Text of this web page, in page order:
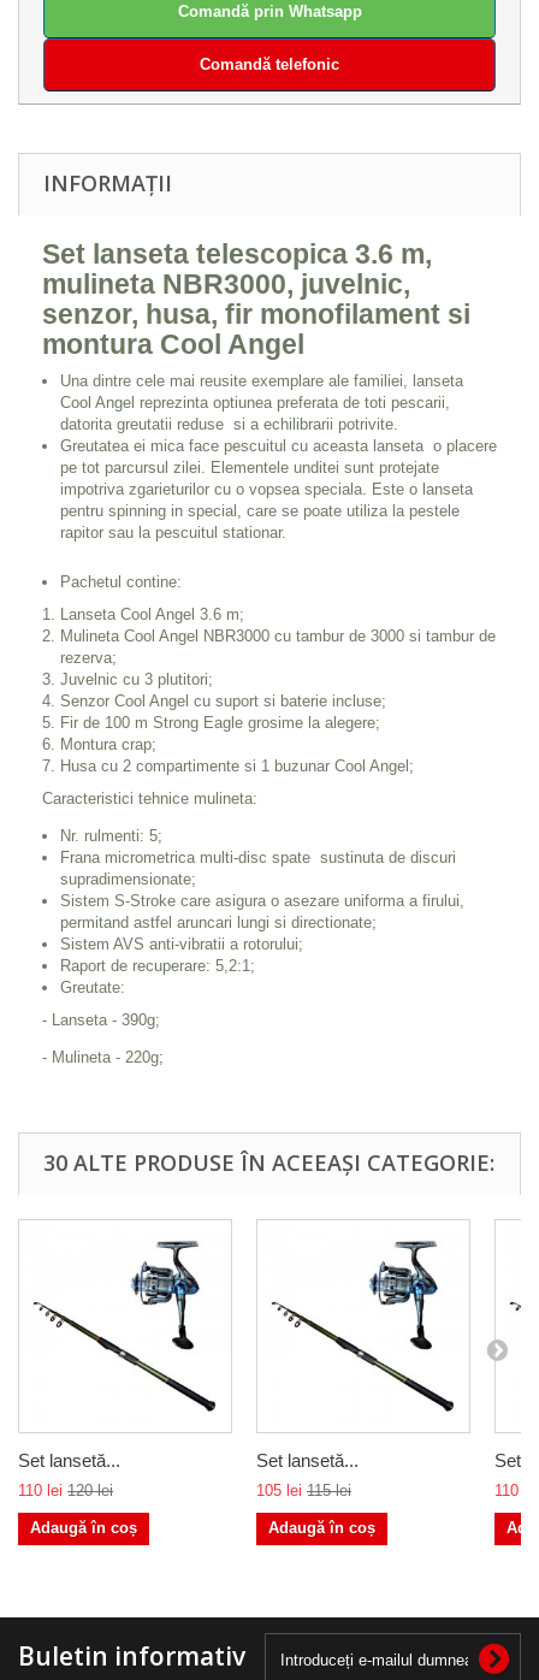
Comandă prin Whatsapp
Comandă telefonic
INFORMAȚII
Set lanseta telescopica 3.6 m,
mulineta NBR3000, juvelnic,
senzor, husa, fir monofilament si
montura Cool Angel
Una dintre cele mai reusite exemplare ale familiei, lanseta
Cool Angel reprezinta optiunea preferata de toti pescarii,
datorita greutatii reduse si a echilibrarii potrivite.
Greutatea ei mica face pescuitul cu aceasta lanseta o placere
pe tot parcursul zilei. Elementele unditei sunt protejate
impotriva zgarieturilor cu o vopsea speciala. Este o lanseta
pentru spinning in special, care se poate utiliza la pestele
rapitor sau la pescuitul stationar.
Pachetul contine:
Lanseta Cool Angel 3.6 m;
Mulineta Cool Angel NBR3000 cu tambur de 3000 si tambur de
rezerva;
Juvelnic cu 3 plutitori;
Senzor Cool Angel cu suport si baterie incluse;
Fir de 100 m Strong Eagle grosime la alegere;
Montura crap;
Husa cu 2 compartimente si 1 buzunar Cool Angel;
Caracteristici tehnice mulineta:
Nr. rulmenti: 5;
Frana micrometrica multi-disc spate sustinuta de discuri
supradimensionate;
Sistem S-Stroke care asigura o asezare uniforma a firului,
permitand astfel aruncari lungi si directionate;
Sistem AVS anti-vibratii a rotorului;
Raport de recuperare: 5,2:1;
Greutate:
- Lanseta - 390g;
- Mulineta - 220g;
30 ALTE PRODUSE ÎN ACEEAȘI CATEGORIE:
Set lansetă...
110 lei 120 lei
Adaugă în coș
Set lansetă...
105 lei 115 lei
Adaugă în coș
Set
110 lei
Buletin informativ